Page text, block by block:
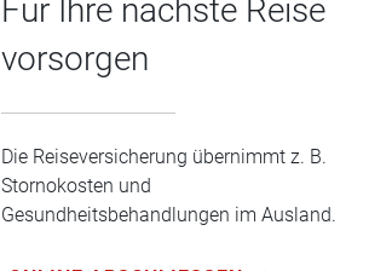
Für Ihre nächste Reise
vorsorgen
Die Reiseversicherung übernimmt z. B.
Stornokosten und
Gesundheitsbehandlungen im Ausland.